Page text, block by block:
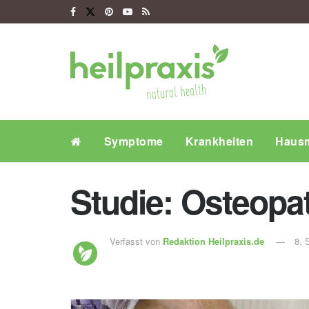
Symptome Krankheiten
Studie:
Verfasst von Redaktion Heilpraxis.de 8.